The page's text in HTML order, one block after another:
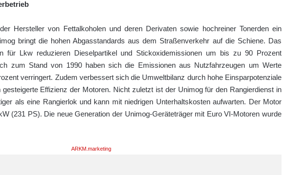
Hersteller von Fettalkoholen und deren Derivaten sowie hochreiner Tonerden ein
bringt die hohen Abgasstandards aus dem Straßenverkehr auf die Schiene. Das
für Lkw reduzieren Dieselpartikel und Stickoxidemissionen um bis zu 90 Prozent
zum Stand von 1990 haben sich die Emissionen aus Nutzfahrzeugen um Werte
verringert. Zudem verbessert sich die Umweltbilanz durch hohe Einsparpotenziale
Effizienz der Motoren. Nicht zuletzt ist der Unimog für den Rangierdienst in
als eine Rangierlok und kann mit niedrigen Unterhaltskosten aufwarten. Der Motor
(231 PS). Die neue Generation der Unimog-Geräteträger mit Euro VI-Motoren wurde
ARKM.marketing